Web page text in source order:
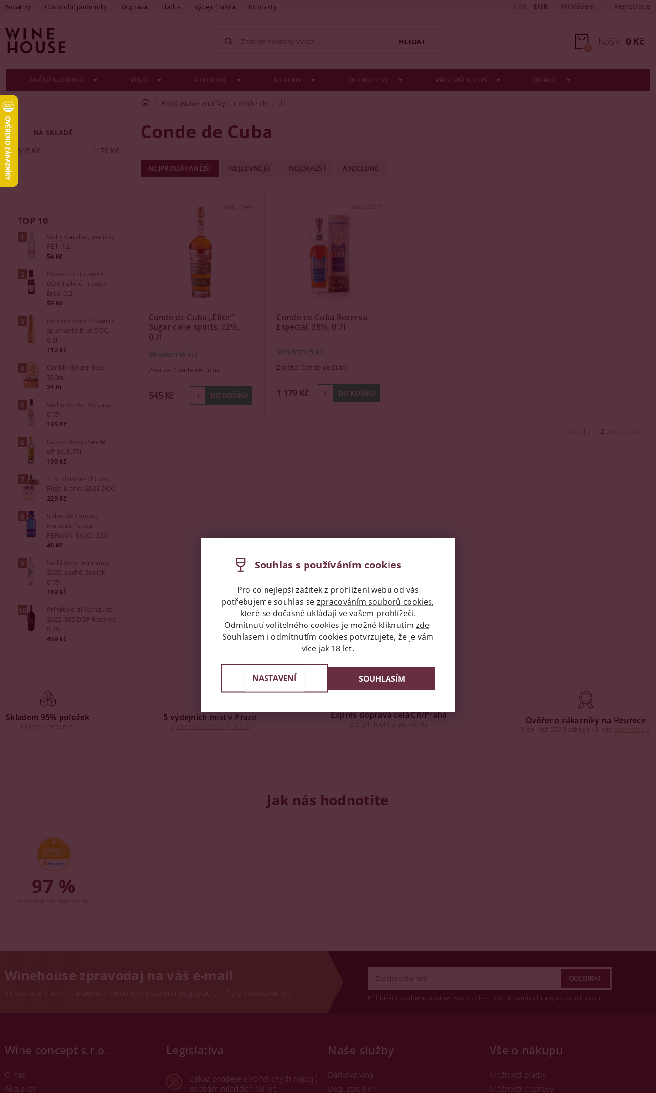
Novinky Obchodní podmínky Doprava Platba Výdejní místa Kontakty EUR Přihlášení Registrace
Košík: 0 Kč
0
AKČNÍ NABÍDKA VÍNO ALKOHOL NEALKO DELIKATESY PŘÍSLUŠENSTVÍ DÁRKY
NA SKLADĚ
545 Kč 1179 Kč
TOP 10
Vichy Catalan, perlivá,
PET, 1,2l
54 Kč
Prosecco Frizzante
DOC Tallero Treviso
Brut, 0,2l
59 Kč
Bottega Gold Prosecco
spumante Brut DOC,
0,2l
112 Kč
Caribia Ginger Beer,
330ml
24 Kč
Vinho Verde, Messias,
0,75l
195 Kč
Gazela Vinho Verde
white, 0,75l
199 Kč
1+1 zdarma - El Coto
Rioja Blanco 2023 DOC
229 Kč
Solan de Cabras,
minerální voda
PERLIVÁ, SKLO, 0,33l
46 Kč
Sedlákovo letní víno,
2025, suché, Sedlák,
0,75l
169 Kč
Primitivo di Manduria
2022, 365 DOP Reserva,
0,75l
459 Kč
Prodávané značky Conde de Cuba
Conde de Cuba
NEJPRODÁVANĚJŠÍ NEJLEVNĚJŠÍ NEJDRAŽŠÍ ABECEDNĚ
Kód: 11349
Conde de Cuba „Elixir”
Sugar cane spirits, 32%,
0,7l
Skladem (6 ks)
Značka: Conde de Cuba
545 Kč
Kód: 96327
Conde de Cuba Reserva
Especial, 38%, 0,7l
Skladem (3 ks)
Značka: Conde de Cuba
1 179 Kč
1 1 2
Skladem 95% položek
Ihned k expedici
5 výdejních míst v Praze
Výdejny na Praze 3, 4 a 6
Expres doprava celá ČR/Praha
Do 24 hodin u vás doma Ověřeno zákazníky na Heurece
Více než 2500 zákazníků nás
Jak nás hodnotíte
97 %
Winehouse zpravodaj na váš e-mail
Informace o akcích a slevách nebo o chystaných degustacích. To si nenechte ujít. Přihlášením odběru novinek souhlasíte s podmínkami ochrany osobních údajů
Wine concept s.r.o.
O nás
Aktuality
Legislativa
Zákaz prodeje alkoholických nápojů
osobám mladších 18 let.
Naše služby
Dárková vína
Degustace vín
Vše o nákupu
Možnosti platby
Možnosti dopravy
Souhlas s používáním cookies
Pro co nejlepší zážitek z prohlížení webu od vás
potřebujeme souhlas se zpracováním souborů cookies,
které se dočasně ukládají ve vašem prohlížeči.
Odmítnutí volitelného cookies je možné kliknutímzde.
Souhlasem i odmítnutím cookies potvrzujete, že je vám
více jak 18 let.
NASTAVENÍ SOUHLASÍM